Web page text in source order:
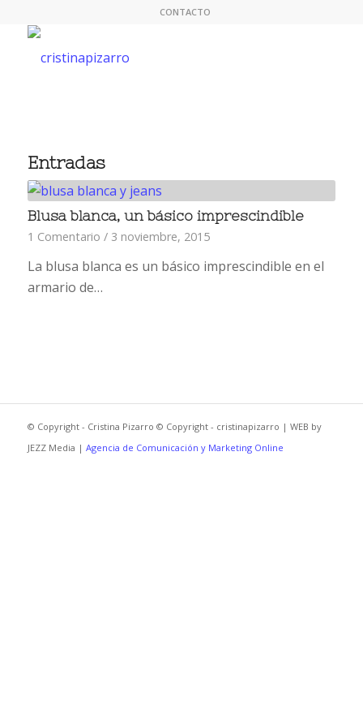
CONTACTO
Entradas
Blusa blanca, un básico imprescindible
1 Comentario / 3 noviembre, 2015
La blusa blanca es un básico imprescindible en el
armario de…
© Copyright - Cristina Pizarro © Copyright - cristinapizarro | WEB by
JEZZ Media | Agencia de Comunicación y Marketing Online